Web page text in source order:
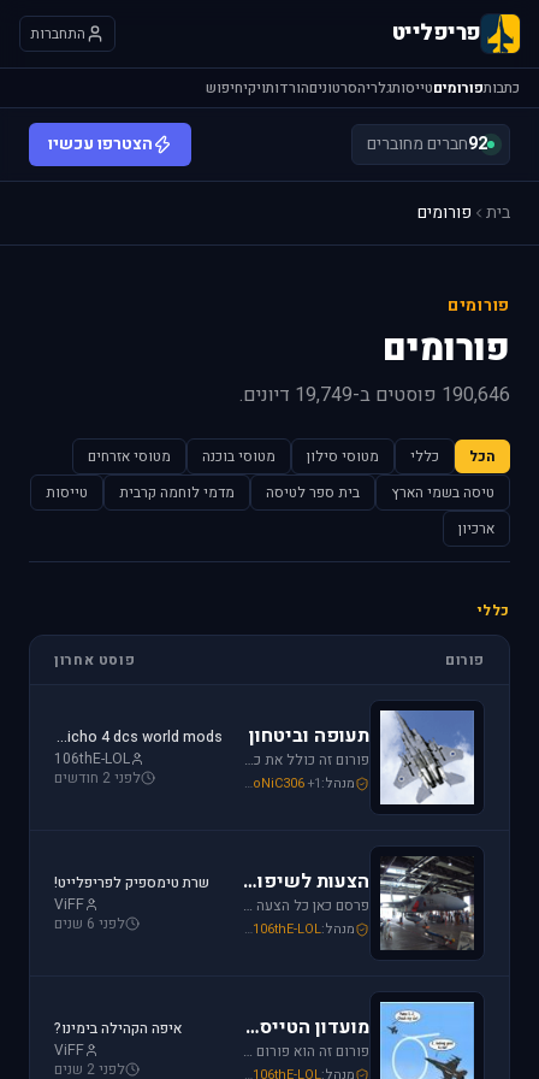
פריפלייט התחברות
כתבותפורומיםטייסותגלריהסרטוניםהורדותויקיחיפוש
92חברים מחוברים הצטרפו עכשיו
בית פורומים
פורומים
פורומים
190,646 פוסטים ב-19,749 דיונים.
הכל כללי מטוסי סילון מטוסי בוכנה
מטוסי אזרחים
טיסה בשמי הארץ
בית ספר לטיסה מדמי לוחמה קרבית
טייסות
ארכיון
כללי
פורום פוסט אחרון
תעופה וביטחון
פורום זה כולל את כל נושאי התעופה האזרחית, הצבאית והבטחון בארץ ובעולם. ניתן לדון בכל נושא אקטואלי או היסטורי בתחומים אלו.
מנהל: Mike_69th SoNiC306+1
jericho 4 dcs world mods
106thE-LOL
לפני 2 חודשים
הצעות לשיפור / הערות ומתן פידבק
פרסם כאן כל הצעה לשיפור שברצונך לראות מתגשמת או הערות לגבי דברים שברצונך לראות נעלמים או מציקים לך.
מנהל: Mike_69th ,106thE-LOL
שרת טימספיק לפריפלייט!
ViFF
לפני 6 שנים
מועדון הטייסים
פורום זה הוא פורום (OT (Off Topic פרסם כאן כל הודעה שמתחשקת לך וראויה לדיון.
מנהל: Mike_69th ,106thE-LOL
איפה הקהילה בימינו?
ViFF
לפני 2 שנים